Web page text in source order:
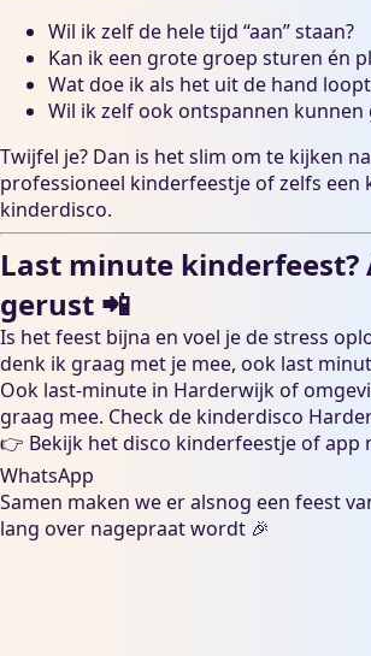
Wil ik zelf de hele tijd “aan” staan?
Kan ik een grote groep sturen én
Wat doe ik als het uit de hand
Wil ik zelf ook ontspannen kunnen
Twijfel je? Dan is het slim om te kijken
professioneel kinderfeestjeof zelfs een
kinderdisco.
Last minute kinderfeest?
gerust 📲
Is het feest bijna en voel je de stress
denk ik graag met je mee, ook last
Ook last-minute in Harderwijk of
graag mee. Check de kinderdisco
👉 Bekijk hetdisco kinderfeestjeofapp
WhatsApp
Samen maken we er alsnog een feest
lang over nagepraat wordt 🎉